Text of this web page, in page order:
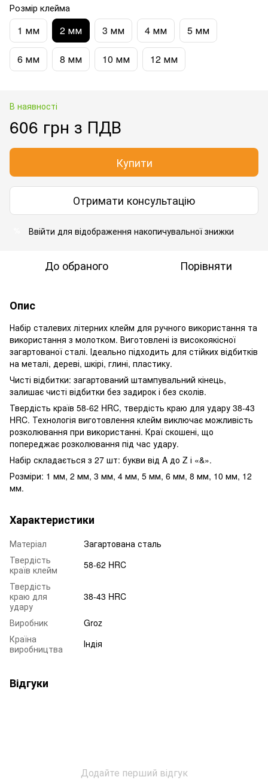
Розмір клейма
1 мм 2 мм 3 мм 4 мм 5 мм
6 мм 8 мм 10 мм 12 мм
В наявності
606 грн з ПДВ
Купити
Отримати консультацію
Ввійти для відображення накопичувальної знижки
До обраного Порівняти
Опис
Набір сталевих літерних клейм для ручного використання та
використання з молотком. Виготовлені із високоякісної
загартованої сталі. Ідеально підходить для стійких відбитків
на металі, дереві, шкірі, глині, пластику.
Чисті відбитки: загартований штампувальний кінець,
залишає чисті відбитки без задирок і без сколів.
Твердість країв 58-62 HRC, твердість краю для удару 38-43
HRC. Технологія виготовлення клейм виключає можливість
розколювання при використанні. Краї скошені, що
попереджає розколювання під час удару.
Набір складається з 27 шт: букви від A до Z і «&».
Розміри: 1 мм, 2 мм, 3 мм, 4 мм, 5 мм, 6 мм, 8 мм, 10 мм, 12
мм.
Характеристики
Матеріал
Загартована сталь
Твердість
країв клейм
58-62 HRC
Твердість
краю для
удару
38-43 HRC
Виробник
Groz
Країна
виробництва
Індія
Відгуки
Додайте перший відгук